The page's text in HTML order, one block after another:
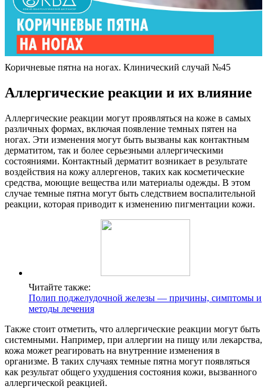
Коричневые пятна на ногах. Клинический случай №45
Аллергические реакции и их влияние
Аллергические реакции могут проявляться на коже в самых
различных формах, включая появление темных пятен на
ногах. Эти изменения могут быть вызваны как контактным
дерматитом, так и более серьезными аллергическими
состояниями. Контактный дерматит возникает в результате
воздействия на кожу аллергенов, таких как косметические
средства, моющие вещества или материалы одежды. В этом
случае темные пятна могут быть следствием воспалительной
реакции, которая приводит к изменению пигментации кожи.
Читайте также:
Полип поджелудочной железы — причины, симптомы и
методы лечения
Также стоит отметить, что аллергические реакции могут быть
системными. Например, при аллергии на пищу или лекарства,
кожа может реагировать на внутренние изменения в
организме. В таких случаях темные пятна могут появляться
как результат общего ухудшения состояния кожи, вызванного
аллергической реакцией.